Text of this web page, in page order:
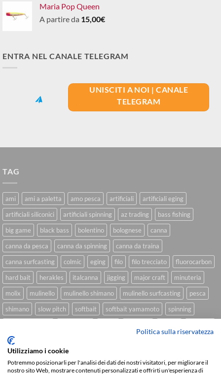
Maria Pop Queen
A partire da 15,00€
ENTRA NEL CANALE TELEGRAM
UNISCITI A NOI | CANALE
TELEGRAM
TAG
ami ami a paletta amo pesca artificiali
artificiali eging
artificiali siliconici
artificiali spinning az trading
bass fishing
big game
black bass bolentino bolognese
canna
canna da pesca
canna da spinning
canna da traina
canna surfcasting
colmic eging filo filo trecciato
fluorocarbon
hard bait
herakles italcanna jigging major craft
minuteria
molix
mulinello mulinello shimano mulinello surfcasting
pesca
shimano
slow pitch softbait softbait yamamoto
spinning
Sviluppato da We Blink Design
Politica sulla riservatezza
Utilizziamo i cookie
Potremmo posizionarli per l'analisi dei dati dei nostri visitatori, per migliorare il
nostro sito Web, mostrare contenuti personalizzati e offrirti un'esperienza di